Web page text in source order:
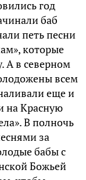
год
баб
петь песни
которые
А в северном
всем
еще и
на Красную
В полночь
за
бабы с
Божьей